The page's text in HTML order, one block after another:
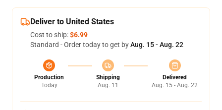
Deliver to United States
Cost to ship:$6.99
Standard - Order today to get byAug. 15 - Aug. 22
Production
Today
Shipping
Aug. 11
Delivered
Aug. 15 - Aug. 22